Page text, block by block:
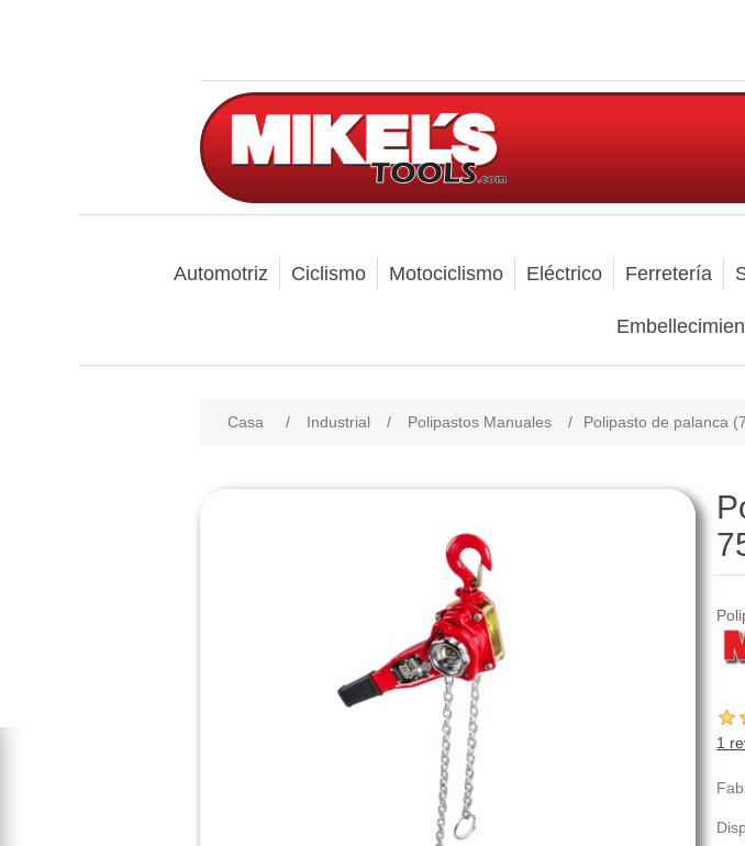
Automotriz Ciclismo Motociclismo Eléctrico Ferretería
Casa / Industrial / Polipastos Manuales / Polipasto de palanca
1